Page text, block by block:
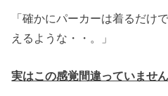
「確かにパーカーは着るだけ
えるような・・。」
実はこの感覚間違っていません